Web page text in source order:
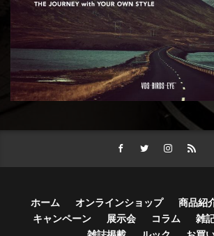
ホーム オンラインショップ 商品紹
キャンペーン
展示会 コラム 雑